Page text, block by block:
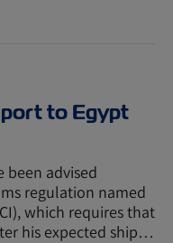
to Egypt
been advised
regulation named
which requires that
his expected ship…